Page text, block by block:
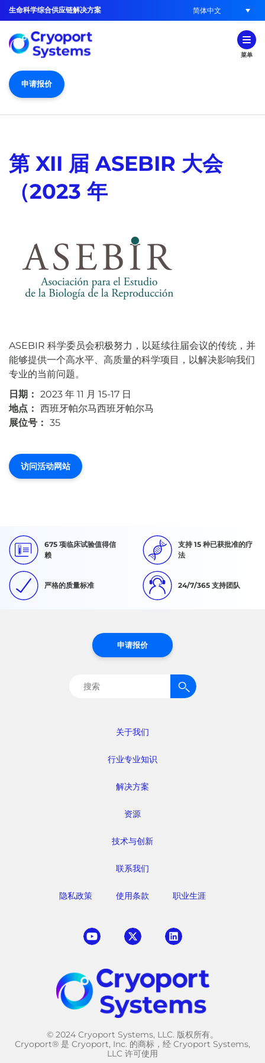
生命科学综合供应链解决方案 简体中文
菜单
申请报价
第 XII 届 ASEBIR 大会
（2023 年
ASEBIR 科学委员会积极努力，以延续往届会议的传统，并
能够提供一个高水平、高质量的科学项目，以解决影响我们
专业的当前问题。
日期： 2023 年 11 月 15-17 日
地点： 西班牙帕尔马西班牙帕尔马
展位号： 35
访问活动网站
675 项临床试验值得信
赖
支持 15 种已获批准的疗
法
严格的质量标准 24/7/365 支持团队
关于我们
行业专业知识
解决方案
资源
技术与创新
联系我们
隐私政策 使用条款 职业生涯
申请报价
搜
© 2024 Cryoport Systems, LLC. 版权所有。
Cryoport® 是 Cryoport, Inc. 的商标，经 Cryoport Systems,
LLC 许可使用